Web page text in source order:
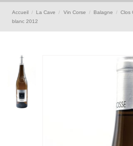
Accueil La Cave Vin Corse Balagne
Clos
blanc 2012